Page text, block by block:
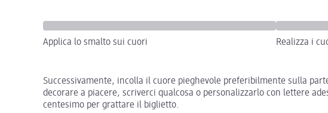
Applica lo smalto sui cuori Realizza i
Successivamente, incolla il cuore pieghevole preferibilmente sulla
decorare a piacere, scriverci qualcosa o personalizzarlo con lettere
centesimo per grattare il biglietto.